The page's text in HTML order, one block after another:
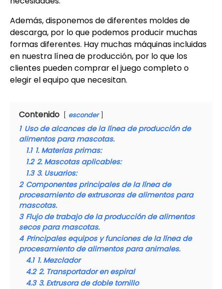
Además, disponemos de diferentes moldes de
descarga, por lo que podemos producir muchas
formas diferentes. Hay muchas máquinas incluidas
en nuestra línea de producción, por lo que los
clientes pueden comprar el juego completo o
elegir el equipo que necesitan.
Contenido esconder
1 Uso de alcances de la línea de producción de
alimentos para mascotas.
1.1 1. Materias primas:
1.2 2. Mascotas aplicables:
1.3 3. Usuarios:
2 Componentes principales de la línea de
procesamiento de extrusoras de alimentos para
mascotas.
3 Flujo de trabajo de la producción de alimentos
secos para mascotas.
4 Principales equipos y funciones de la línea de
procesamiento de alimentos para animales.
4.1 1. Mezclador
4.2 2. Transportador en espiral
4.3 3. Extrusora de doble tornillo